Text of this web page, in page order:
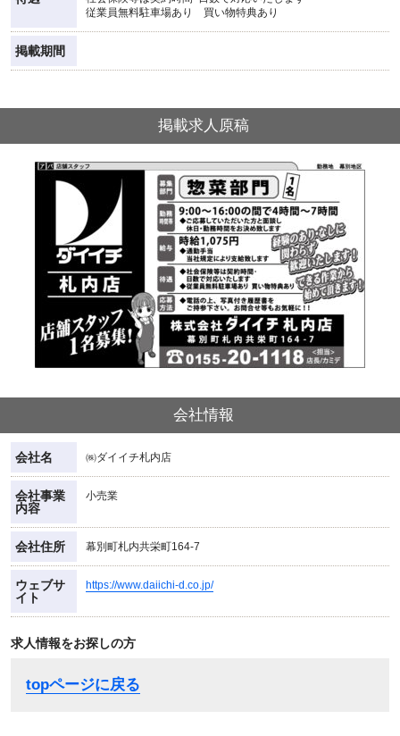
従業員無料駐車場あり 買い物特典あり
掲載期間
掲載求人原稿
会社情報
会社名 ㈱ダイイチ札内店
会社事業
内容
小売業
会社住所 幕別町札内共栄町164-7
ウェブサ
イト
https://www.daiichi-d.co.jp/
求人情報をお探しの方
topページに戻る